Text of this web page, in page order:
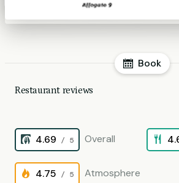
Book
Restaurant reviews
4.69 / 5 Overall
4.75 / 5 Atmosphere